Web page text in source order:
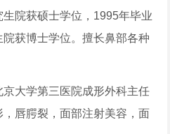
院获硕士学位，1995年毕业
获博士学位。擅长鼻部各种
大学第三医院成形外科主任
唇腭裂，面部注射美容，面